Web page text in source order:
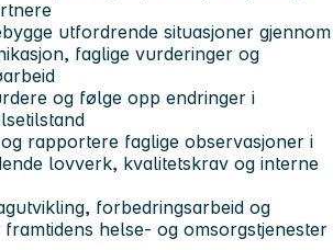
utfordrende situasjoner gjennom
faglige vurderinger og
og følge opp endringer i
rapportere faglige observasjoner i
lovverk, kvalitetskrav og interne
forbedringsarbeid og
helse- og omsorgstjenester